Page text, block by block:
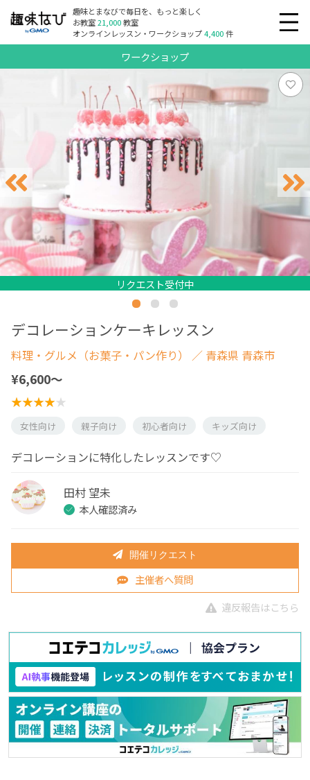
趣味とまなびで毎日を、もっと楽しく
お教室21,000教室
オンラインレッスン・ワークショップ4,400件
ワークショップ
リクエスト受付中
リクエスト受付中
リクエスト受付中
リクエスト受付中
デコレーションケーキレッスン
料理・グルメ（お菓子・パン作り） ／ 青森県 青森市
¥6,600〜
女性向け 親子向け 初心者向け キッズ向け
デコレーションに特化したレッスンです♡
田村 望未
本人確認済み
開催リクエスト
主催者へ質問
違反報告はこちら